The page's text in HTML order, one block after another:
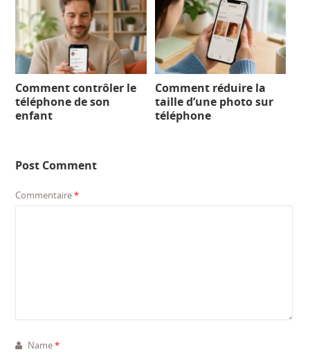
Comment contrôler le
téléphone de son
enfant
Comment réduire la
taille d’une photo sur
téléphone
Post Comment
Commentaire*
Name*